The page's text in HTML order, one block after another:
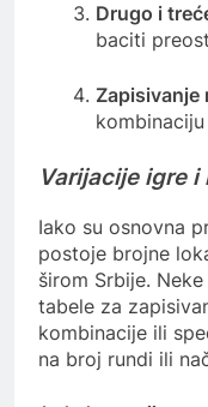
Drugo i
baciti
Zapisivanje
Varijacije igre
Iako su osnovna
postoje brojne
širom Srbije.
tabele za
kombinacije ili
na broj rundi ili